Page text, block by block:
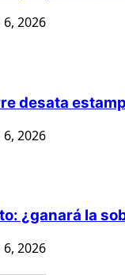
2026
desata
2026
¿ganará la
2026